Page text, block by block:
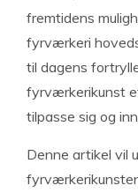
fremtidens
fyrværkeri
til dagens
fyrværkerikunst
tilpasse sig og
Denne artikel vil